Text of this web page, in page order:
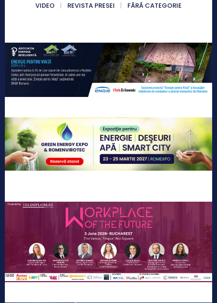
VIDEO
REVISTA PRESEI FĂRĂ CATEGORIE